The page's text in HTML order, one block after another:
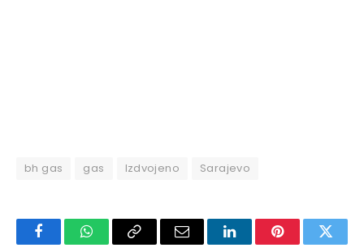
bh gas gas Izdvojeno Sarajevo
FacebookWhatsAppCopy
Email LinkedInPinterest